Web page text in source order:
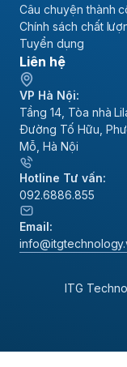
Câu chuyện thành
Chính sách chất
Tuyển dụng
Liên hệ
VP Hà Nội:
Tầng 14, Tòa nhà
Đường Tố Hữu,
Mỗ, Hà Nội
Hotline Tư vấn:
092.6886.855
Email:
ITG